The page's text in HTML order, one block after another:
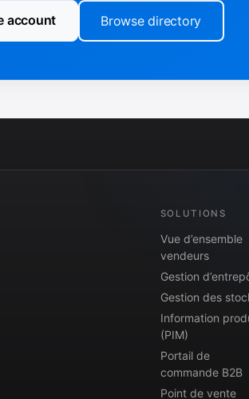
account Browse directory
SOLUTIONS
Vue d’ensemble
vendeurs
Gestion
Gestion des
Information
(PIM)
Portail de
commande B2B
Point de vente